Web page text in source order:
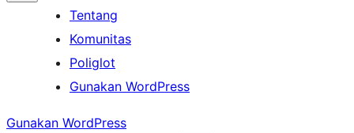
Tentang
Komunitas
Poliglot
Gunakan WordPress
Gunakan WordPress